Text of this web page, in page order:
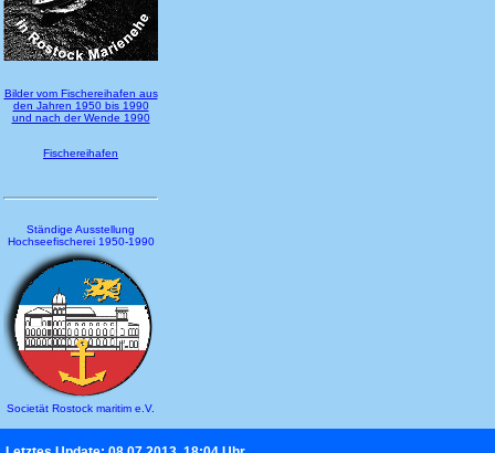
Bilder vom Fischereihafen aus
den Jahren 1950 bis 1990
und nach der Wende 1990
Fischereihafen
Ständige Ausstellung
Hochseefischerei 1950-1990
Societät Rostock maritim e.V.